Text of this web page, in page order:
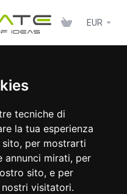
tecniche di
la tua esperienza
per mostrarti
annunci mirati, per
sito, e per
visitatori.
EUR